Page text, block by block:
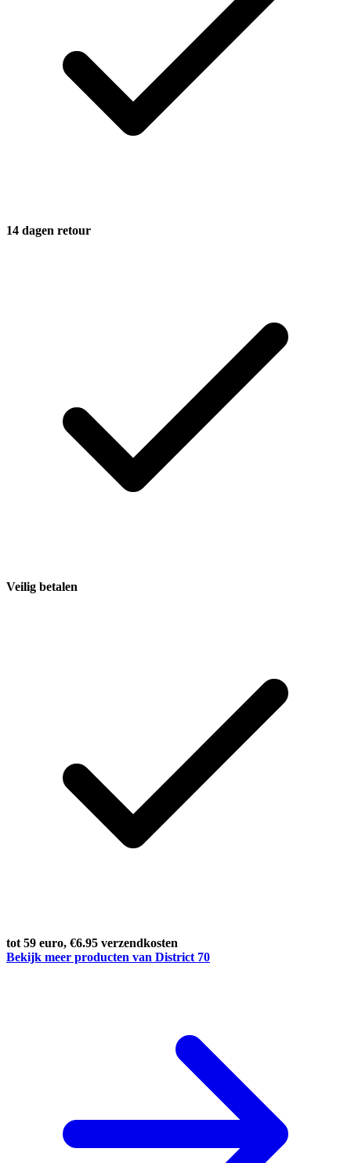
14 dagen retour
Veilig betalen
tot 59 euro, €6.95 verzendkosten
Bekijk meer producten van District 70